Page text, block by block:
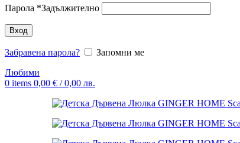
Парола *Задължително
Вход
Забравена парола?
Запомни ме
Любими
0 items 0,00 € / 0,00 лв.